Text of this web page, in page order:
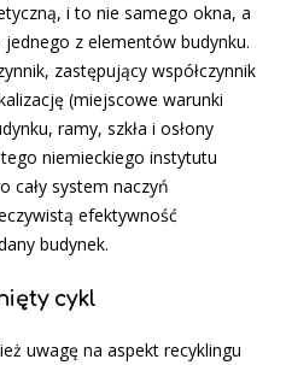
i to nie samego okna, a
z elementów budynku.
zastępujący współczynnik
(miejscowe warunki
ramy, szkła i osłony
niemieckiego instytutu
cały system naczyń
efektywność
budynek.
cykl
uwagę na aspekt recyklingu